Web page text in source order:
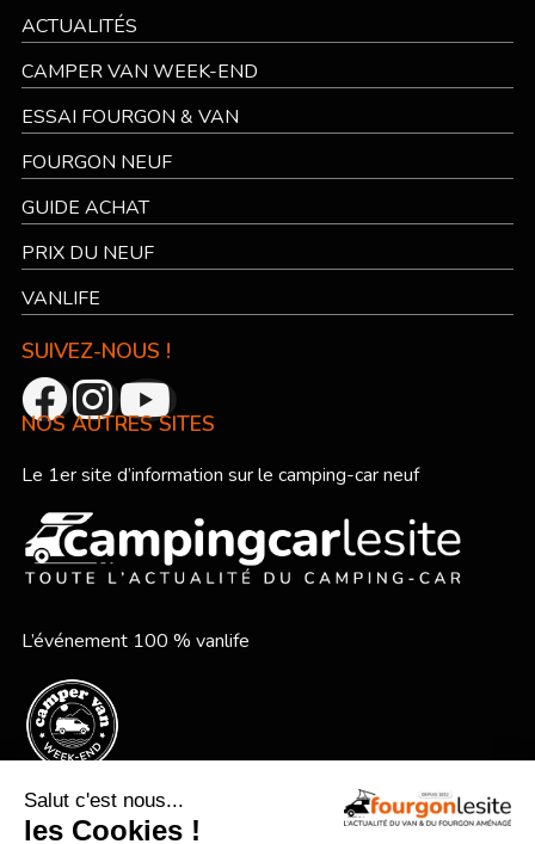
ACTUALITÉS
CAMPER VAN WEEK-END
ESSAI FOURGON & VAN
FOURGON NEUF
GUIDE ACHAT
PRIX DU NEUF
VANLIFE
SUIVEZ-NOUS !
NOS AUTRES SITES
Le 1er site d’information sur le camping-car neuf
L’événement 100 % vanlife
Le festival vanlife en bord de mer